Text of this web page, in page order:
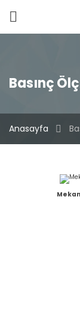
Basınç
Anasayfa